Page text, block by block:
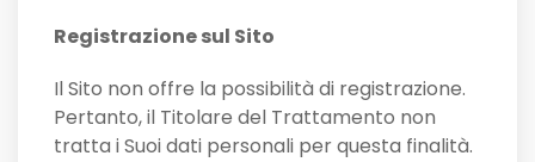
Registrazione sul Sito
Il Sito non offre la possibilità di registrazione.
Pertanto, il Titolare del Trattamento non
tratta i Suoi dati personali per questa finalità.